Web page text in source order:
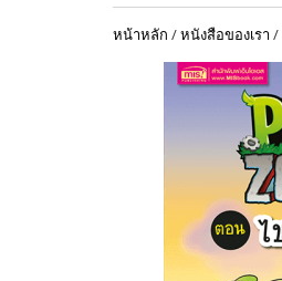
หน้าหลัก /หนังสือของเรา /